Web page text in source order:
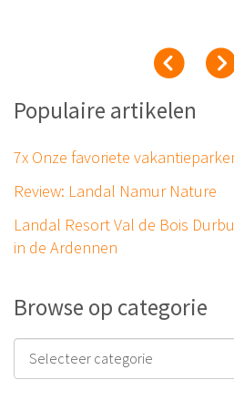
Populaire artikelen
7x Onze favoriete
Review: Landal Namur Nature
Landal Resort Val de Bois
in de Ardennen
Browse op categorie